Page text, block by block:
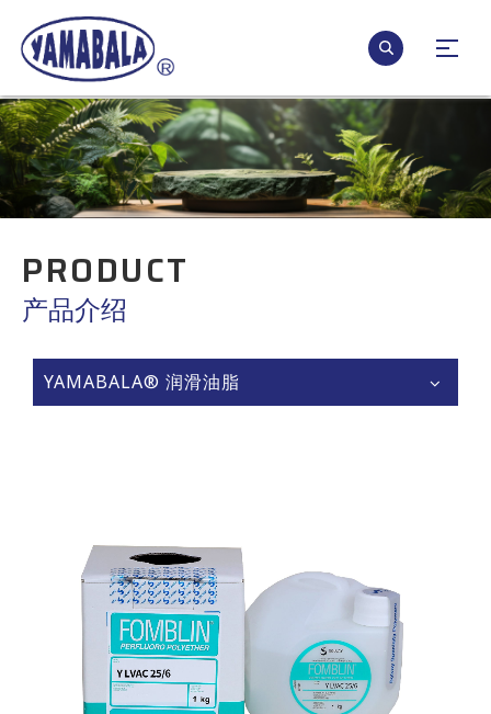
PRODUCT
产品介绍
YAMABALA® 润滑油脂